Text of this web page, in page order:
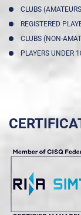
CLUBS
REGISTERED
CLUBS (NON-
PLAYERS UNDER